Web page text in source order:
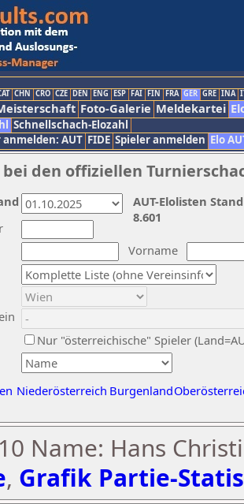
CHN CRO CZE DEN ENG ESP FAI FIN FRA GER GRE INA
Foto-Galerie Meldekartei
Schnellschach-Elozahl
AUT FIDE Spieler anmelden Elo
den offiziellen
Vorname
Nur "österreichische" Spieler
Niederösterreich Burgenland
AUT-Elolisten
8.601
Name: Hans
, Grafik Partie-